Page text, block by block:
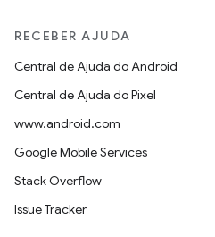
RECEBER AJUDA
Central de Ajuda do Android
Central de Ajuda do Pixel
www.android.com
Google Mobile Services
Stack Overflow
Issue Tracker